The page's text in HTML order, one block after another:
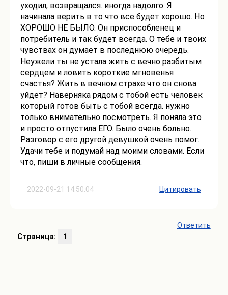
2022-09-21 14:50:04
уходил, возвращался. иногда надолго. Я
начинала верить в то что все будет хорошо. Но
ХОРОШО НЕ БЫЛО. Он приспособленец и
потребитель и так будет всегда. О тебе и твоих
чувствах он думает в последнюю очередь.
Неужели ты не устала жить с вечно разбитым
сердцем и ловить короткие мгновенья
счастья? Жить в вечном страхе что он снова
уйдет? Наверняка рядом с тобой есть человек
который готов быть с тобой всегда. нужно
только внимательно посмотреть. Я поняла это
и просто отпустила ЕГО. Было очень больно.
Разговор с его другой девушкой очень помог.
Удачи тебе и подумай над моими словами. Если
что, пиши в личные сообщения.
Цитировать
Ответить
Страница:
1